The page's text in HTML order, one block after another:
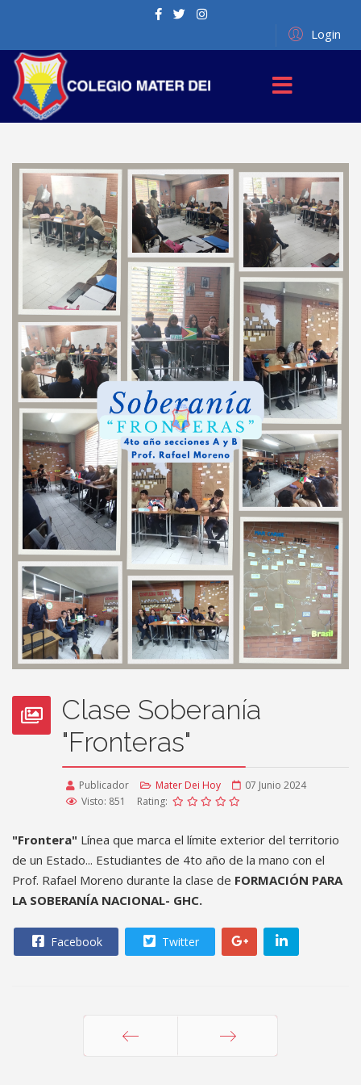
Login
Clase Soberanía
"Fronteras"
Publicador Mater Dei Hoy
07 Junio 2024
Visto: 851
Rating:
"Frontera" Línea que marca el límite exterior del territorio
de un Estado... Estudiantes de 4to año de la mano con el
Prof. Rafael Moreno durante la clase de FORMACIÓN PARA
LA SOBERANÍA NACIONAL- GHC.
Facebook Twitter